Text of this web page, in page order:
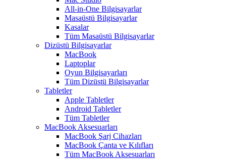
All-in-One Bilgisayarlar
Masaüstü Bilgisayarlar
Kasalar
Tüm Masaüstü Bilgisayarlar
Dizüstü Bilgisayarlar
MacBook
Laptoplar
Oyun Bilgisayarları
Tüm Dizüstü Bilgisayarlar
Tabletler
Apple Tabletler
Android Tabletler
Tüm Tabletler
MacBook Aksesuarları
MacBook Şarj Cihazları
MacBook Çanta ve Kılıfları
Tüm MacBook Aksesuarları